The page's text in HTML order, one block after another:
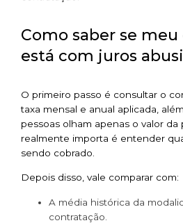
Como saber se
está com juros
O primeiro passo é consultar o
taxa mensal e anual aplicada,
pessoas olham apenas o valor da
realmente importa é entender
sendo cobrado.
Depois disso, vale comparar com:
A média histórica da
contratação.